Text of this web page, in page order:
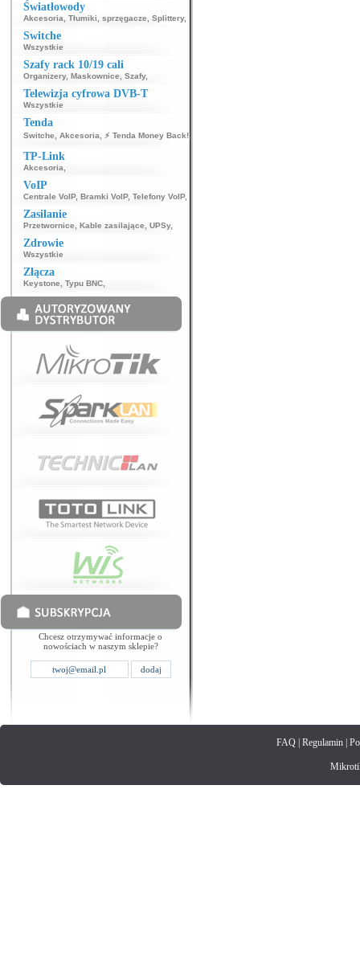
Światłowody
Akcesoria Tłumiki, sprzęgacze Splittery,
Switche
Wszystkie
Szafy rack 10/19 cali
Organizery, Maskownice Szafy,
Telewizja cyfrowa DVB-T
Wszystkie
Tenda
Switche Akcesoria ⚡ Tenda Money Back!
TP-Link
Akcesoria
VoIP
Centrale VoIP, Bramki VoIP, Telefony VoIP,
Zasilanie
Przetwornice Kable zasilające UPSy,
Zdrowie
Wszystkie
Złącza
Keystone Typu BNC
Chcesz otrzymywać informacje o
nowościach w naszym sklepie?
FAQ| Regulamin|